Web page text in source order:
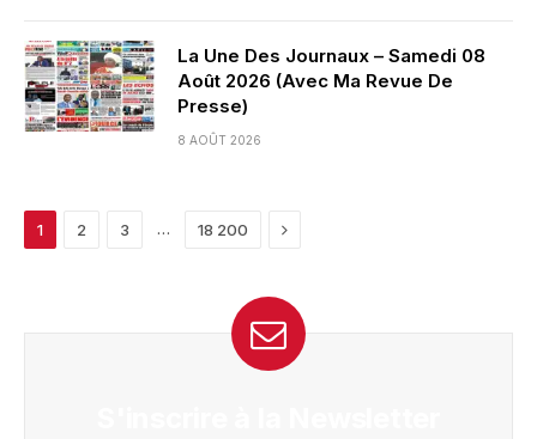
La Une Des Journaux – Samedi 08
Août 2026 (Avec Ma Revue De
Presse)
8 AOÛT 2026
1 2 3 … 18 200 Next